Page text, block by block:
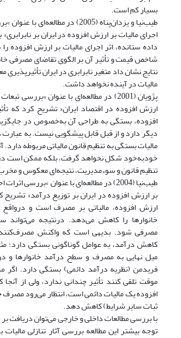
بسیار کم است.
طیب­‌نیا و یزدان‌پناه (2005) در
اجرای مالیات بر ارزش افزوده در ایران بر
داده ستانده، اثر اجرای مالیات بر ارزش افزوده
شاخص قیمت و تأثیر آن بر الگوی تقاضای مصرفی
نتایج نشان داد متغیر نابرابری در ایران تأثیر‌پذیری
مالیات در آینده نخواهد داشت.
پژویان (2001) در مطالعه‌ای با عنوان »بررسی
ارزش افزوده در اقتصاد ایران« تشریح کرد که
افزوده، بستگی به طراحی آن به‌خصوص در
دیگر دارد و از قبل قابل پیشگویی نیست. به عبارت
مالیات بستگی به تنظیم قانون مالیاتی مربوطه دارد.
خود‌به‌خود شکل نخواهد گرفت، بلکه ممکن است در
تنظیم قانون و سوء‌مدیریت، نتیجه‌ای معکوس و
طیب‌نیا (2004) در مطالعه‌ای با عنوان »بررسی
بر ارزش افزوده در ایران بر توزیع درآمد« تشریح
ارزش افزوده، مالیاتی بر مصرف است و
خانوارها را کاهش می‌دهد. در‌نتیجه
مصرفی شود. بدیهی است که واکنش
کاهش درآمد، به عوامل گوناگونی بستگی دارد؛
میل نهایی به مصرف و سطح درآمد خانوارها و
فریدمن (نظریه درآمد دائمی) بستگی دارد. اگر
موقت تلقی کنند تأثیر چندانی ندارد، ولی از
افزوده یک مالیات دائمی است، انتظار می‌رود
ثبات سایر شرایط) کاهش دهد.
با بررسی مطالعات داخلی و خارجی می‌توان دریافت
توجه بیشتر این مطالعه بررسی آثار تنازلی